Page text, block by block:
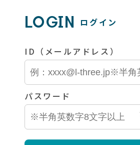
LOGIN ログイン
ID（メールアドレス）
パスワード